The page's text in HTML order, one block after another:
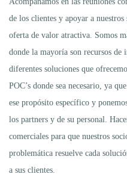
de los clientes y apoyar a
oferta de valor atractiva. Somos
donde la mayoría son recursos
diferentes soluciones que
POC’s donde sea necesario, ya
ese propósito específico y
los partners y de su personal.
comerciales para que nuestros
problemática resuelve cada
a sus clientes.